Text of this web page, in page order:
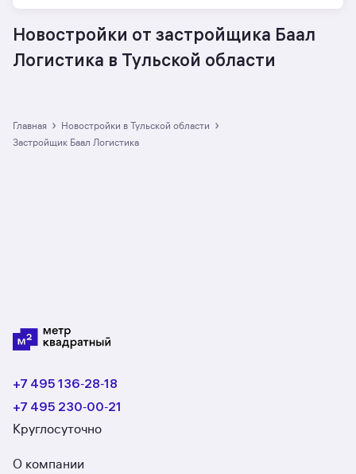
Новостройки от застройщика Баал
Логистика в Тульской области
Главная › Новостройки в Тульской области ›
Застройщик Баал Логистика
+7 495 136‑28‑18
+7 495 230‑00‑21
Круглосуточно
О компании